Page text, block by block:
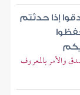
إذا حدثتم
والأمر بالمعروف